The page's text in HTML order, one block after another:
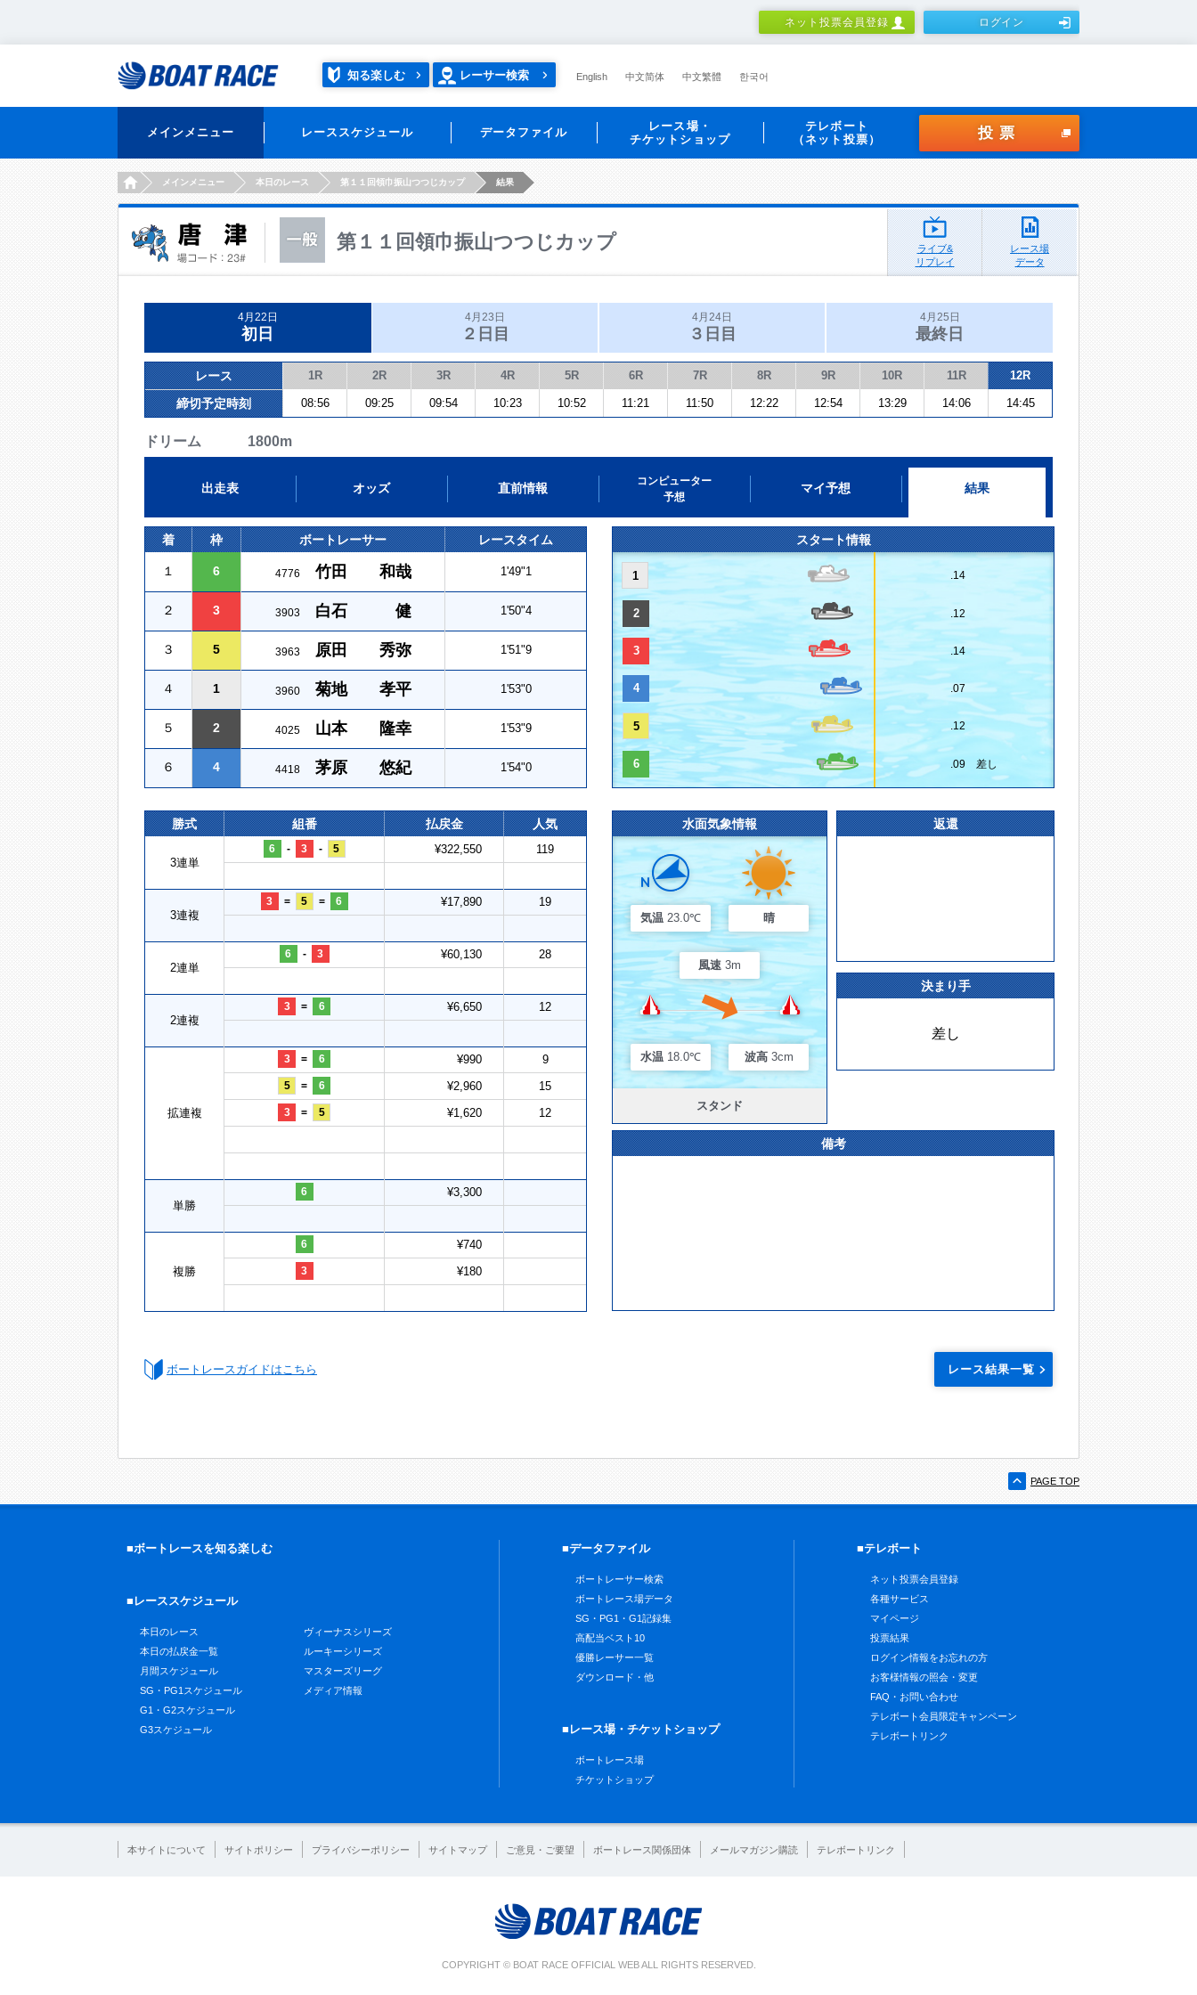
ネット投票会員登録 ログイン
知る楽しむ レーサー検索 English 中文简体 中文繁體 한국어
メインメニュー レーススケジュール データファイル
レース場・
チケットショップ
テレボート
（ネット投票）
投票
HOMEメインメニュー 本日のレース 第１１回領巾振山つつじカップ 結果
第１１回領巾振山つつじカップ
ライブ&
リプレイ
レース場
データ
4月22日
初日
4月23日
２日目
4月24日
３日目
4月25日
最終日
レース 1R 2R 3R 4R 5R 6R 7R 8R 9R 10R 11R 12R
締切予定時刻 08:56 09:25 09:54 10:23 10:52 11:21 11:50 12:22 12:54 13:29 14:06 14:45
ドリーム 1800m
出走表 オッズ 直前情報
コンピューター
予想
マイ予想 結果
着 枠 ボートレーサー レースタイム
１ 6 4776 竹田 和哉 1'49"1
２ 3 3903 白石 健 1'50"4
３ 5 3963 原田 秀弥 1'51"9
４ 1 3960 菊地 孝平 1'53"0
５ 2 4025 山本 隆幸 1'53"9
６ 4 4418 茅原 悠紀 1'54"0
スタート情報
1 .14
2 .12
3 .14
4 .07
5 .12
6 .09 差し
勝式 組番 払戻金 人気
3連単
6 - 3 - 5 ¥322,550 119
3連複
3 = 5 = 6 ¥17,890 19
2連単
6 - 3 ¥60,130 28
2連複
3 = 6 ¥6,650 12
拡連複
3 = 6 ¥990 9
5 = 6 ¥2,960 15
3 = 5 ¥1,620 12
単勝
6 ¥3,300
複勝
6 ¥740
3 ¥180
水面気象情報
気温 23.0℃ 晴
風速 3m
水温 18.0℃ 波高 3cm
スタンド
返還
決まり手
差し
備考
ボートレースガイドはこちら レース結果一覧
PAGE TOP
■ボートレースを知る楽しむ
■レーススケジュール
本日のレース
本日の払戻金一覧
月間スケジュール
SG・PG1スケジュール
G1・G2スケジュール
G3スケジュール
ヴィーナスシリーズ
ルーキーシリーズ
マスターズリーグ
メディア情報
■データファイル
ボートレーサー検索
ボートレース場データ
SG・PG1・G1記録集
高配当ベスト10
優勝レーサー一覧
ダウンロード・他
■レース場・チケットショップ
ボートレース場
チケットショップ
■テレボート
ネット投票会員登録
各種サービス
マイページ
投票結果
ログイン情報をお忘れの方
お客様情報の照会・変更
FAQ・お問い合わせ
テレボート会員限定キャンペーン
テレボートリンク
本サイトについて サイトポリシー プライバシーポリシー サイトマップ ご意見・ご要望 ボートレース関係団体 メールマガジン購読 テレボートリンク
COPYRIGHT © BOAT RACE OFFICIAL WEB ALL RIGHTS RESERVED.